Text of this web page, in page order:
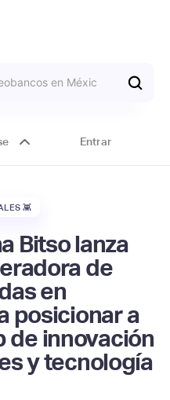
Entrar
👾
Bitso lanza
de
en
posicionar a
de innovación
y tecnología